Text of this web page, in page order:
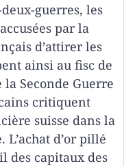
guerres, les
par la
d’attirer les
ainsi au fisc de
Seconde Guerre
critiquent
suisse dans la
d’or pillé
des capitaux des